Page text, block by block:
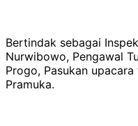
Bertindak sebagai
Nurwibowo, Pengawal
Progo, Pasukan
Pramuka.